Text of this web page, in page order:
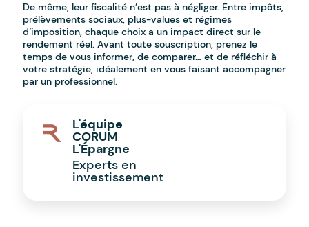
De même, leur fiscalité n’est pas à négliger. Entre impôts,
prélèvements sociaux, plus-values et régimes
d’imposition, chaque choix a un impact direct sur le
rendement réel. Avant toute souscription, prenez le
temps de vous informer, de comparer… et de réfléchir à
votre stratégie, idéalement en vous faisant accompagner
par un professionnel.
L'équipe
CORUM
L'Épargne
Experts en
investissement